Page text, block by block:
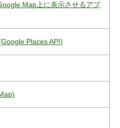
Map上に表示させるアプ
Places API)